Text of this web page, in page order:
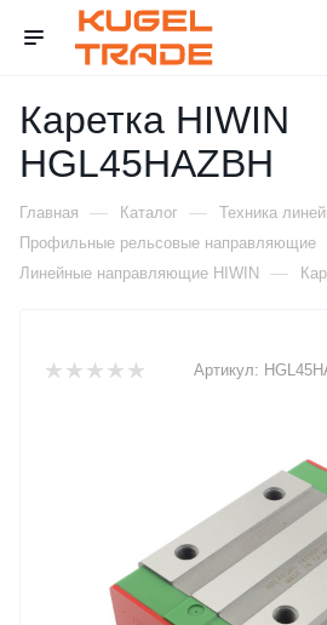
Каретка HIWIN
HGL45HAZBH
Главная — Каталог — Техника
Профильные рельсовые направляющие
Линейные направляющие HIWIN —
Артикул: